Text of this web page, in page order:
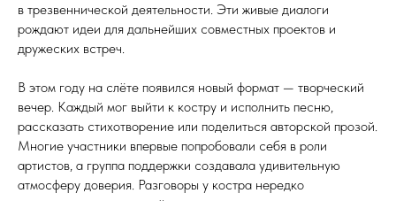
в трезвеннической деятельности. Эти живые диалоги
рождают идеи для дальнейших совместных проектов и
дружеских встреч.
В этом году на слёте появился новый формат — творческий
вечер. Каждый мог выйти к костру и исполнить песню,
рассказать стихотворение или поделиться авторской прозой.
Многие участники впервые попробовали себя в роли
артистов, а группа поддержки создавала удивительную
атмосферу доверия. Разговоры у костра нередко